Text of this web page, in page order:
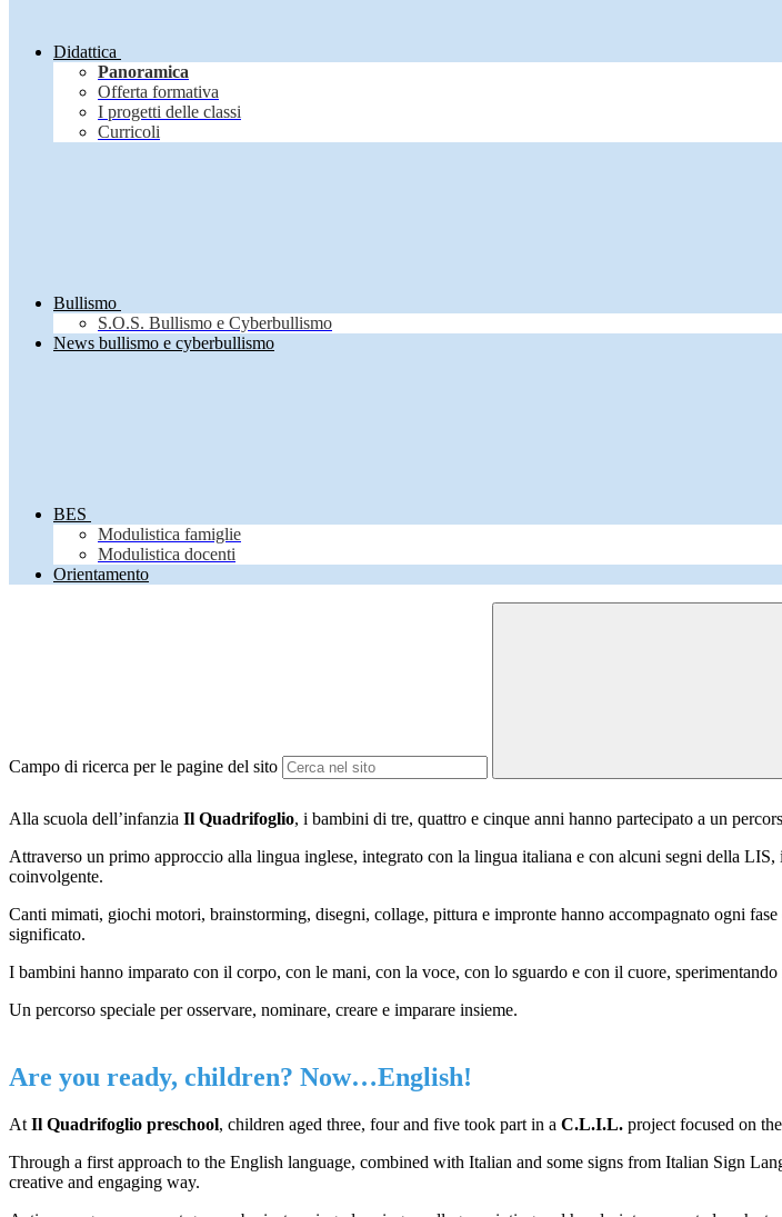
Didattica
Panoramica
Offerta formativa
I progetti delle classi
Curricoli
Bullismo
S.O.S. Bullismo e Cyberbullismo
News bullismo e cyberbullismo
BES
Modulistica famiglie
Modulistica docenti
Orientamento
Campo di ricerca per le pagine del sito
Alla scuola dell’infanzia Il Quadrifoglio, i bambini di tre, quattro e cinque anni hanno partecipato a un
Attraverso un primo approccio alla lingua inglese, integrato con la lingua italiana e con alcuni segni della
coinvolgente.
Canti mimati, giochi motori, brainstorming, disegni, collage, pittura e impronte hanno accompagnato ogni
significato.
I bambini hanno imparato con il corpo, con le mani, con la voce, con lo sguardo e con il cuore,
Un percorso speciale per osservare, nominare, creare e imparare insieme.
Are you ready, children? Now…English!
At Il Quadrifoglio preschool, children aged three, four and five took part in a C.L.I.L. project focused on
Through a first approach to the English language, combined with Italian and some signs from Italian Sign
creative and engaging way.